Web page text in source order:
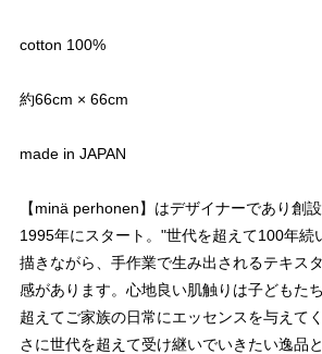
cotton 100%
約66cm × 66cm
made in JAPAN
【minä perhonen】はデザイナーであり創
1995年にスタート。"世代を超えて100年続
描きながら、手作業で生み出されるテキス
感があります。心地良い肌触りは子どもた
超えてご家族の日常にエッセンスを与えて
さに世代を超えて受け継いでいきたい逸品